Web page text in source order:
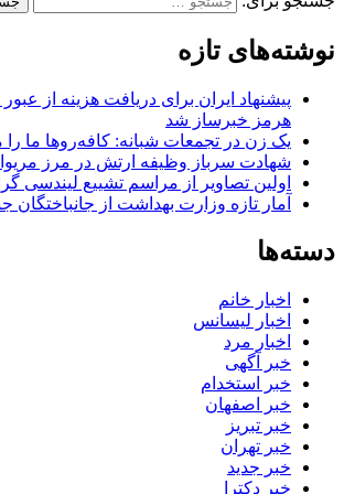
نوشته‌های تازه
پیشنهاد ایران برای دریافت هزینه از
هرمز خبرساز شد
یک زن در تجمعات شبانه: کافه‌روها ما
شهادت سرباز وظیفه ارتش در مرز
اولین تصاویر از مراسم تشییع لیندسی
آمار تازه وزارت بهداشت از جانباختگان
دسته‌ها
اخبار خانم
اخبار لیسانس
اخبار مرد
خبر آگهی
خبر استخدام
خبر اصفهان
خبر تبریز
خبر تهران
خبر جدید
خبر دکترا